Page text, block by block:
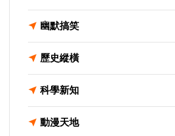
幽默搞笑
歷史縱橫
科學新知
動漫天地